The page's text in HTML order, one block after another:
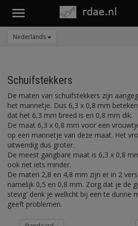
Toggle
Nederlands
Schuifstekkers
De maten van schuifstekkers zijn
het mannetje. Dus 6,3 x 0,8 mm
dat het 6,3 mm breed is en 0,8 mm dik.
De maat 6,3 x 0,8 mm voor een
op een mannetje van deze maat. Het
uitwendig dus groter.
De meest gangbare maat is 6,3 x 0,8
ook net iets minder.
De maten 2,8 en 4,8 mm zijn er in 2
namelijk 0,5 en 0,8 mm. Zorg dat je de
stevig' denk je wellicht bij een te dunne
geeft problemen.